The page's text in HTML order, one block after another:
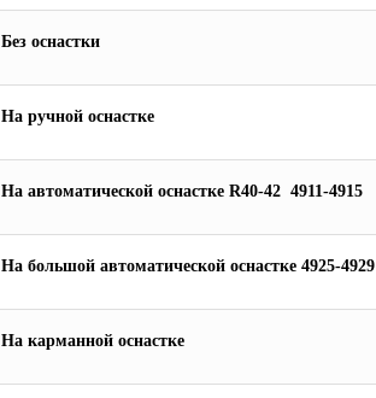
Без оснастки
На ручной оснастке
На автоматической оснастке R40-42 4911-4915
На большой автоматической оснастке 4925-4929
На карманной оснастке